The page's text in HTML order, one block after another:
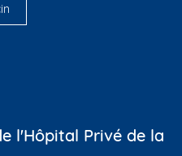
l'Hôpital Privé de la